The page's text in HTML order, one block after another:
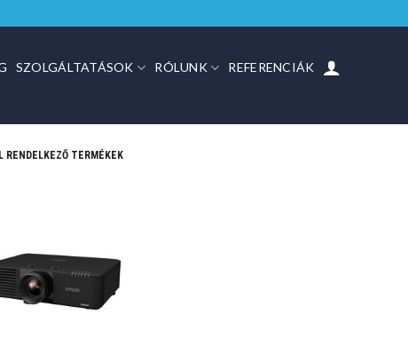
SZOLGÁLTATÁSOK RÓLUNK REFERENCIÁK
RENDELKEZŐ TERMÉKEK